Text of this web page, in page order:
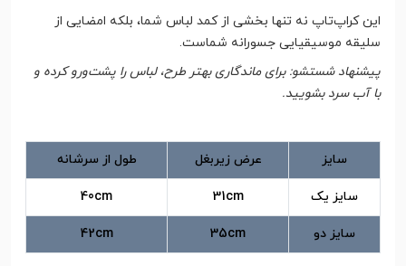
این کراپ‌تاپ نه تنها بخشی از کمد لباس شما، بلکه امضایی از
سلیقه موسیقیایی جسورانه شماست.
پیشنهاد شستشو: برای ماندگاری بهتر طرح، لباس را پشت‌ورو کرده و
با آب سرد بشویید.
سایز عرض زیربغل طول از سرشانه
سایز یک 31cm
40cm
سایز دو 35cm
42cm